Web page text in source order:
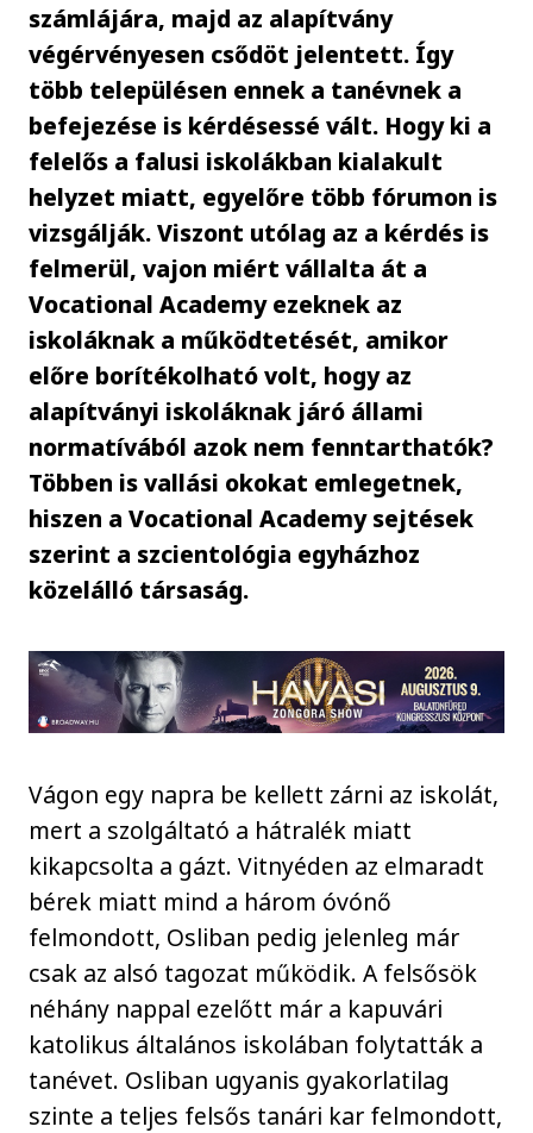
számlájára, majd az alapítvány
végérvényesen csődöt jelentett. Így
több településen ennek a tanévnek a
befejezése is kérdésessé vált. Hogy ki a
felelős a falusi iskolákban kialakult
helyzet miatt, egyelőre több fórumon is
vizsgálják. Viszont utólag az a kérdés is
felmerül, vajon miért vállalta át a
Vocational Academy ezeknek az
iskoláknak a működtetését, amikor
előre borítékolható volt, hogy az
alapítványi iskoláknak járó állami
normatívából azok nem fenntarthatók?
Többen is vallási okokat emlegetnek,
hiszen a Vocational Academy sejtések
szerint a szcientológia egyházhoz
közelálló társaság.
Vágon egy napra be kellett zárni az iskolát,
mert a szolgáltató a hátralék miatt
kikapcsolta a gázt. Vitnyéden az elmaradt
bérek miatt mind a három óvónő
felmondott, Osliban pedig jelenleg már
csak az alsó tagozat működik. A felsősök
néhány nappal ezelőtt már a kapuvári
katolikus általános iskolában folytatták a
tanévet. Osliban ugyanis gyakorlatilag
szinte a teljes felsős tanári kar felmondott,